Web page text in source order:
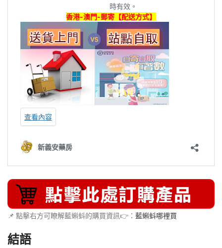
📌 點擊右方可瞭解藍蝌蚪的購買資訊👉： 藍蝌蚪哪裡買
結語